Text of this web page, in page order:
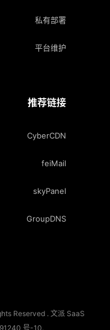
私有部署
平台维护
推荐链接
CyberCDN
feiMail
skyPanel
GroupDNS
Reserved . 文派 SaaS
号-10.